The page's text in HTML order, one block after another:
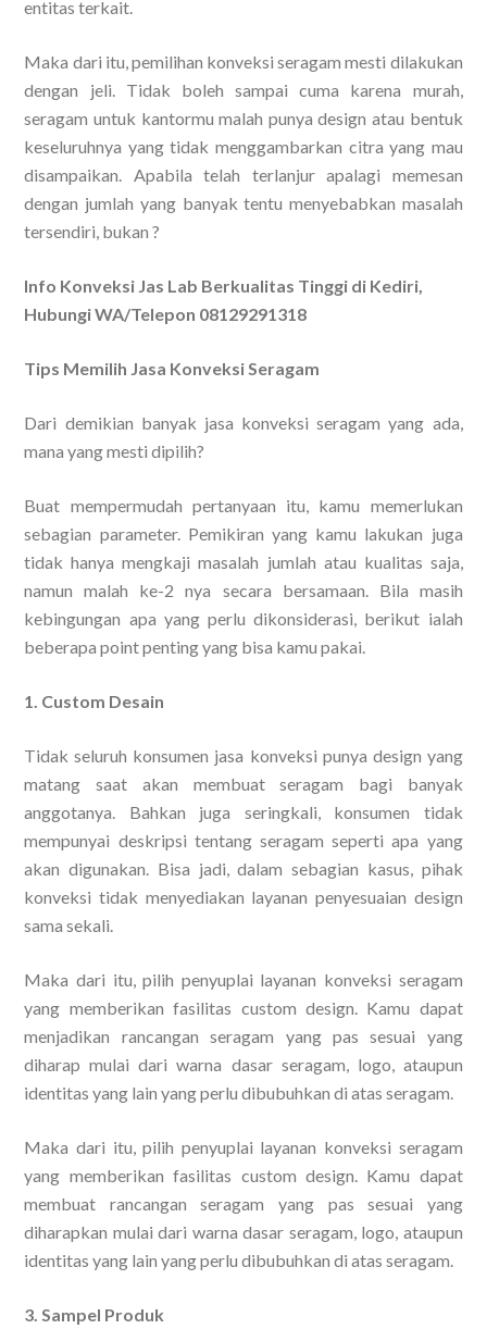
entitas terkait.
Maka dari itu, pemilihan konveksi seragam mesti dilakukan
dengan jeli. Tidak boleh sampai cuma karena murah,
seragam untuk kantormu malah punya design atau bentuk
keseluruhnya yang tidak menggambarkan citra yang mau
disampaikan. Apabila telah terlanjur apalagi memesan
dengan jumlah yang banyak tentu menyebabkan masalah
tersendiri, bukan ?
Info Konveksi Jas Lab Berkualitas Tinggi di Kediri,
Hubungi WA/Telepon 08129291318
Tips Memilih Jasa Konveksi Seragam
Dari demikian banyak jasa konveksi seragam yang ada,
mana yang mesti dipilih?
Buat mempermudah pertanyaan itu, kamu memerlukan
sebagian parameter. Pemikiran yang kamu lakukan juga
tidak hanya mengkaji masalah jumlah atau kualitas saja,
namun malah ke-2 nya secara bersamaan. Bila masih
kebingungan apa yang perlu dikonsiderasi, berikut ialah
beberapa point penting yang bisa kamu pakai.
1. Custom Desain
Tidak seluruh konsumen jasa konveksi punya design yang
matang saat akan membuat seragam bagi banyak
anggotanya. Bahkan juga seringkali, konsumen tidak
mempunyai deskripsi tentang seragam seperti apa yang
akan digunakan. Bisa jadi, dalam sebagian kasus, pihak
konveksi tidak menyediakan layanan penyesuaian design
sama sekali.
Maka dari itu, pilih penyuplai layanan konveksi seragam
yang memberikan fasilitas custom design. Kamu dapat
menjadikan rancangan seragam yang pas sesuai yang
diharap mulai dari warna dasar seragam, logo, ataupun
identitas yang lain yang perlu dibubuhkan di atas seragam.
Maka dari itu, pilih penyuplai layanan konveksi seragam
yang memberikan fasilitas custom design. Kamu dapat
membuat rancangan seragam yang pas sesuai yang
diharapkan mulai dari warna dasar seragam, logo, ataupun
identitas yang lain yang perlu dibubuhkan di atas seragam.
3. Sampel Produk